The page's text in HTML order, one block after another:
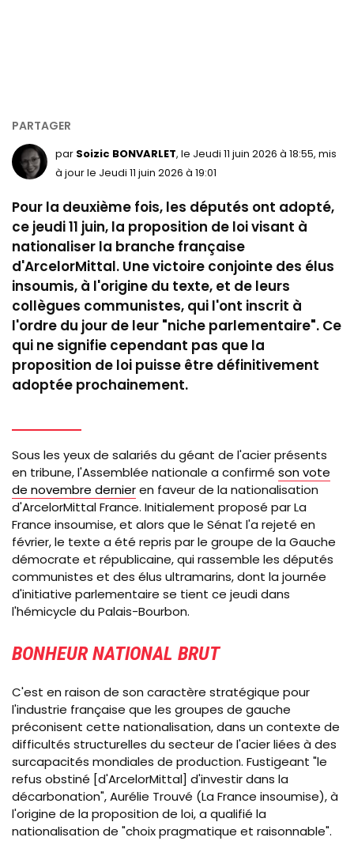
par Soizic BONVARLET, le Jeudi 11 juin 2026 à 18:55, mis
à jour le Jeudi 11 juin 2026 à 19:01
Pour la deuxième fois, les députés ont adopté,
ce jeudi 11 juin, la proposition de loi visant à
nationaliser la branche française
d'ArcelorMittal. Une victoire conjointe des élus
insoumis, à l'origine du texte, et de leurs
collègues communistes, qui l'ont inscrit à
l'ordre du jour de leur "niche parlementaire". Ce
qui ne signifie cependant pas que la
proposition de loi puisse être définitivement
adoptée prochainement.
Sous les yeux de salariés du géant de l'acier présents
en tribune, l'Assemblée nationale a confirmé son vote
de novembre dernieren faveur de la nationalisation
d'ArcelorMittal France. Initialement proposé par La
France insoumise, et alors que le Sénat l'a rejeté en
février, le texte a été repris par le groupe de la Gauche
démocrate et républicaine, qui rassemble les députés
communistes et des élus ultramarins, dont la journée
d'initiative parlementaire se tient ce jeudi dans
l'hémicycle du Palais-Bourbon.
BONHEUR NATIONAL BRUT
C'est en raison de son caractère stratégique pour
l'industrie française que les groupes de gauche
préconisent cette nationalisation, dans un contexte de
difficultés structurelles du secteur de l'acier liées à des
surcapacités mondiales de production. Fustigeant "le
refus obstiné [d'ArcelorMittal] d'investir dans la
décarbonation", Aurélie Trouvé (La France insoumise), à
l'origine de la proposition de loi, a qualifié la
nationalisation de "choix pragmatique et raisonnable".